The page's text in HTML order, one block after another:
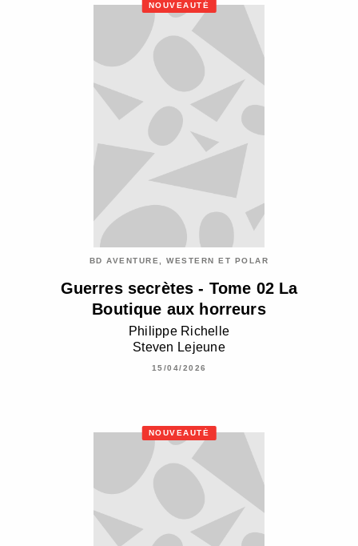
NOUVEAUTÉ
BD AVENTURE, WESTERN ET POLAR
Guerres secrètes - Tome 02 La
Boutique aux horreurs
Philippe Richelle
Steven Lejeune
15/04/2026
NOUVEAUTÉ